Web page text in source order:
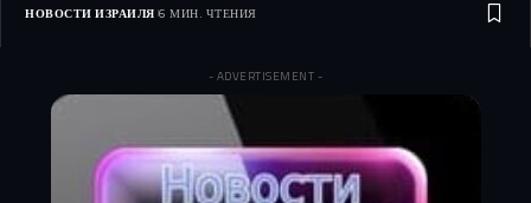
НОВОСТИ ИЗРАИЛЯ 6 МИН. ЧТЕНИЯ
- ADVERTISEMENT -